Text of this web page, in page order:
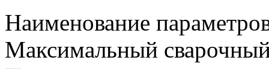
Наименование
Максимальный